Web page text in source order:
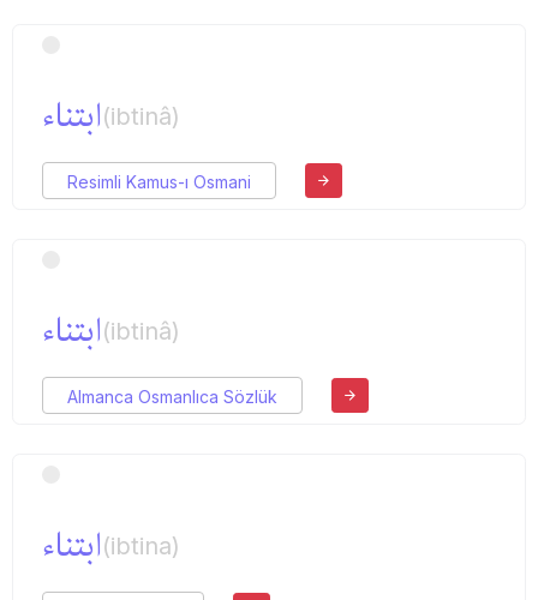
ابتناء(ibtinâ)
Resimli Kamus-ı Osmani
ابتناء(ibtinâ)
Almanca Osmanlıca Sözlük
ابتناء(ibtina)